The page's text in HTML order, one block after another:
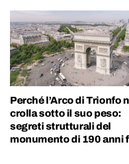
storie… Da bambino
Indiana Jones.
Perché l’Arco di Trionfo
crolla sotto il suo peso:
segreti strutturali del
monumento di 190 anni